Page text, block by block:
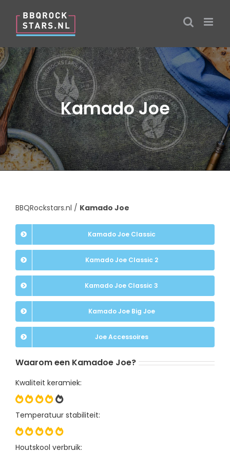
inhoud
Kamado Joe
BBQRockstars.nl / Kamado Joe
Kamado Joe Classic
Kamado Joe Classic 2
Kamado Joe Classic 3
Kamado Joe Big Joe
Joe Accessoires
Waarom een Kamadoe Joe?
Kwaliteit keramiek:
Temperatuur stabiliteit:
Houtskool verbruik: